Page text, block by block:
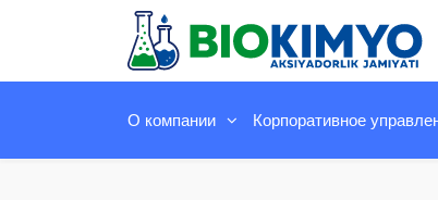
О компании Корпоративное